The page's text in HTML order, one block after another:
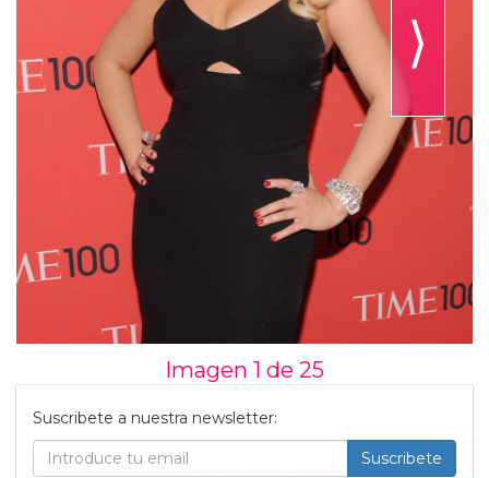
⟩
Imagen 1 de 25
Suscribete a nuestra newsletter:
Suscribete